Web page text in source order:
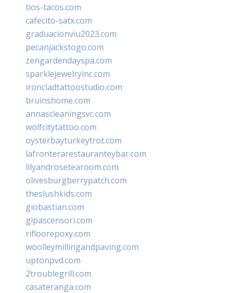
tios-tacos.com
cafecito-satx.com
graduacionviu2023.com
pecanjackstogo.com
zengardendayspa.com
sparklejewelryinc.com
ironcladtattoostudio.com
bruinshome.com
annascleaningsvc.com
wolfcitytattoo.com
oysterbayturkeytrot.com
lafronterarestauranteybar.com
lilyandrosetearoom.com
olivesburgberrypatch.com
theslushkids.com
giobastian.com
glpascensori.com
rifloorepoxy.com
woolleymillingandpaving.com
uptonpvd.com
2troublegrill.com
casateranga.com